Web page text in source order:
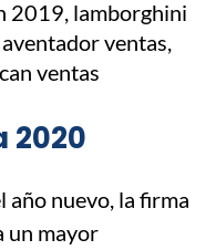
2020
año nuevo, la firma
un mayor